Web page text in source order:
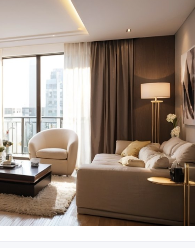
Как выбрать технику с
фабричными фасадами